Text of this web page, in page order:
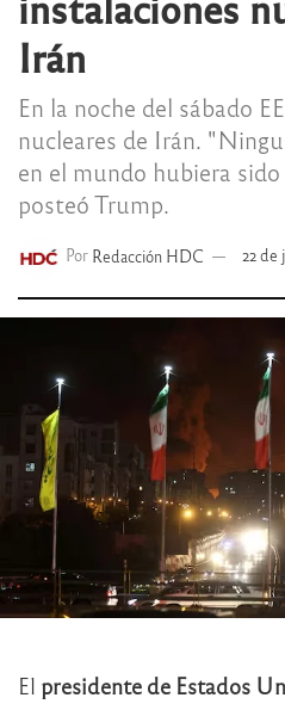
Irán
En la noche del sábado
nucleares de Irán.
en el mundo hubiera sido
posteó Trump.
Por Redacción HDC 22 de
El presidente de Estados